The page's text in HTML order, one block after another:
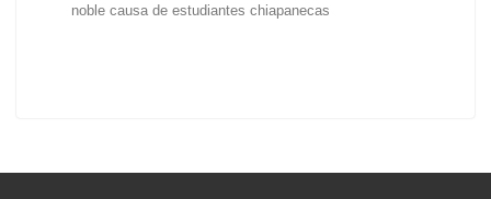
noble causa de estudiantes chiapanecas